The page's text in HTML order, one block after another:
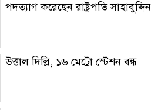
পদত্যাগ করেছেন রাষ্ট্রপতি সাহাবুদ্দিন
উত্তাল দিল্লি, ১৬ মেট্রো স্টেশন বন্ধ